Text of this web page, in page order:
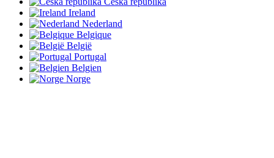
Ireland
Nederland
Belgique
België
Portugal
Belgien
Norge